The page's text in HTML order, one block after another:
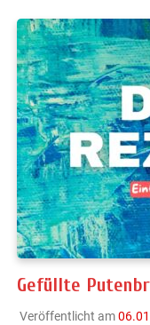
Gefüllte
Veröffentlicht am